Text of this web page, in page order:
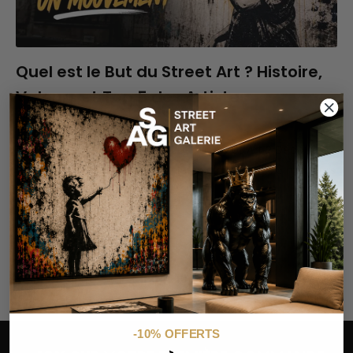
Quel est le But du Street Art ? Histoire,
Valeurs et Top 5 des Artistes
09/février/2021
Tu te demandes quel est le But du Street Art ? Découvre
l'origine de l'Art Urbain, ses Valeurs ainsi que les 5 meilleurs
Graffeurs du monde.
Précédent Page 10 / 10
-10% OFFERTS